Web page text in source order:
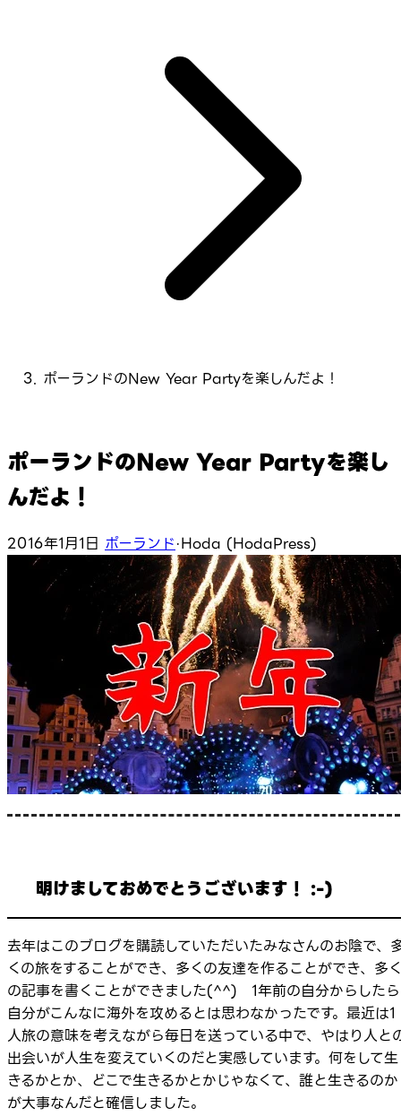
ポーランドのNew Year Partyを楽しんだよ！
ポーランドのNew Year Partyを楽し
んだよ！
2016年1月1日 ポーランド·Hoda (HodaPress)
明けましておめでとうございます！ :-)
去年はこのブログを購読していただいたみなさんのお陰で、
くの旅をすることができ、多くの友達を作ることができ、多
の記事を書くことができました(^^) 1年前の自分からしたら
自分がこんなに海外を攻めるとは思わなかったです。最近は1
人旅の意味を考えながら毎日を送っている中で、やはり人と
出会いが人生を変えていくのだと実感しています。何をして生
きるかとか、どこで生きるかとかじゃなくて、誰と生きるのか
が大事なんだと確信しました。